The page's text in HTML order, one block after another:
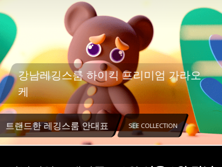
강남레깅스룸 하이킥 프리미엄 가라오
케
트랜드한 레깅스룸 안대표 SEE COLLECTION